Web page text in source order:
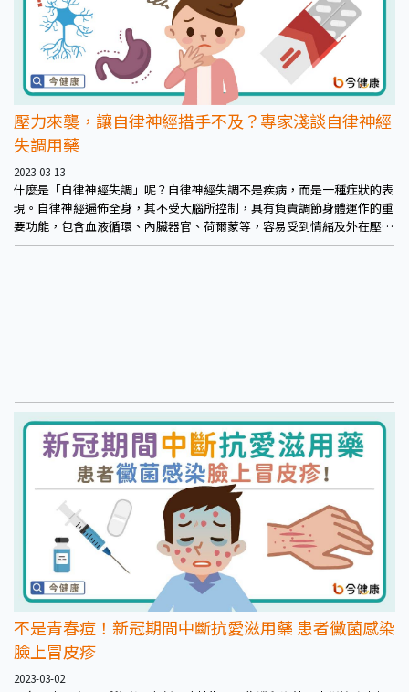
壓力來襲，讓自律神經措手不及？專家淺談自律神經
失調用藥
2023-03-13
什麼是「自律神經失調」呢？自律神經失調不是疾病，而是一種症狀的表
現。自律神經遍佈全身，其不受大腦所控制，具有負責調節身體運作的重
要功能，包含血液循環、內臟器官、荷爾蒙等，容易受到情緒及外在壓力
的影響。
不是青春痘！新冠期間中斷抗愛滋用藥 患者黴菌感染
臉上冒皮疹
2023-03-02